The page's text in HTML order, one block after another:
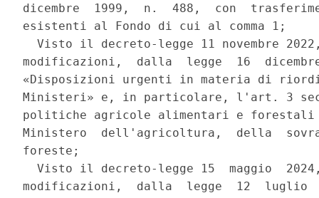
dicembre  1999,  n.  488,  con
esistenti al Fondo di cui al comma 1;
Visto il decreto-legge 11 novembre
modificazioni,  dalla  legge  16
«Disposizioni urgenti in materia di
Ministeri» e, in particolare, l'art. 3
politiche agricole alimentari e forestali
Ministero  dell'agricoltura,  della
foreste;
Visto il decreto-legge 15  maggio
modificazioni,  dalla  legge  12  luglio